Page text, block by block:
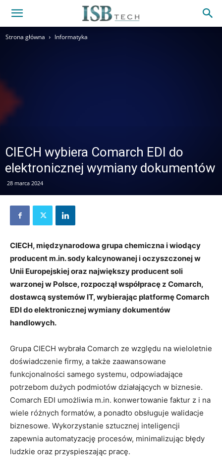
Strona główna Informatyka
CIECH wybiera Comarch EDI do
elektronicznej wymiany dokumentów
28 marca 2024
CIECH, międzynarodowa grupa chemiczna i wiodący
producent m.in. sody kalcynowanej i oczyszczonej w
Unii Europejskiej oraz największy producent soli
warzonej w Polsce, rozpoczął współpracę z Comarch,
dostawcą systemów IT, wybierając platformę Comarch
EDI do elektronicznej wymiany dokumentów
handlowych.
Grupa CIECH wybrała Comarch ze względu na wieloletnie
doświadczenie firmy, a także zaawansowane
funkcjonalności samego systemu, odpowiadające
potrzebom dużych podmiotów działających w biznesie.
Comarch EDI umożliwia m.in. konwertowanie faktur z i na
wiele różnych formatów, a ponadto obsługuje walidacje
biznesowe. Wykorzystanie sztucznej inteligencji
zapewnia automatyzację procesów, minimalizując błędy
ludzkie oraz przyspieszając pracę.